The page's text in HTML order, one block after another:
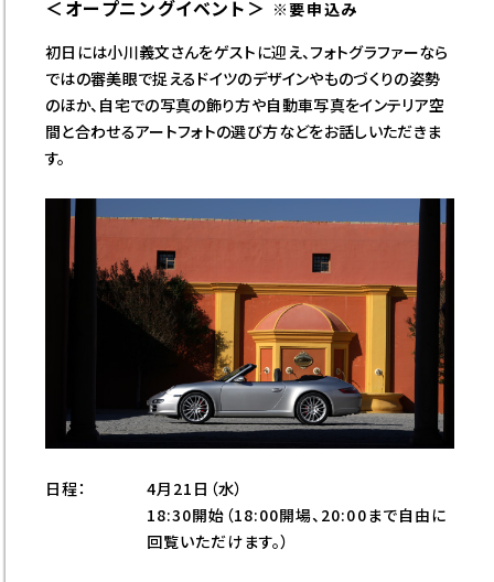
＜オープニングイベント＞ ※要申込み
初日には小川義文さんをゲストに迎え、フォトグラファーなら
ではの審美眼で捉えるドイツのデザインやものづくりの姿勢
のほか、自宅での写真の飾り方や自動車写真をインテリア空
間と合わせるアートフォトの選び方などをお話しいただきま
す。
日程：
4月21日（水）
18:30開始（18:00開場、20:00まで自由に
回覧いただけます。）